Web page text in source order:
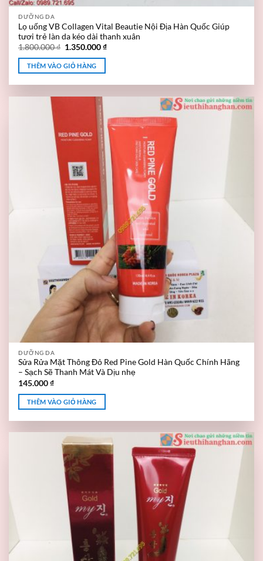
DƯỠNG DA
Lọ uống VB Collagen Vital Beautie Nội Địa Hàn Quốc Giúp
tươi trẻ làn da kéo dài thanh xuân
1.800.000₫ 1.350.000₫
THÊM VÀO GIỎ HÀNG
DƯỠNG DA
Sửa Rửa Mặt Thông Đỏ Red Pine Gold Hàn Quốc Chính Hãng
– Sạch Sẽ Thanh Mát Và Dịu nhẹ
145.000₫
THÊM VÀO GIỎ HÀNG